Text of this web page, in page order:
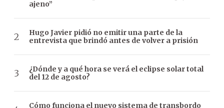
ajeno”
Hugo Javier pidió no emitir una parte de la
entrevista que brindó antes de volver a prisión
¿Dónde y a qué hora se verá el eclipse solar total
del 12 de agosto?
Cómo funciona el nuevo sistema de transbordo